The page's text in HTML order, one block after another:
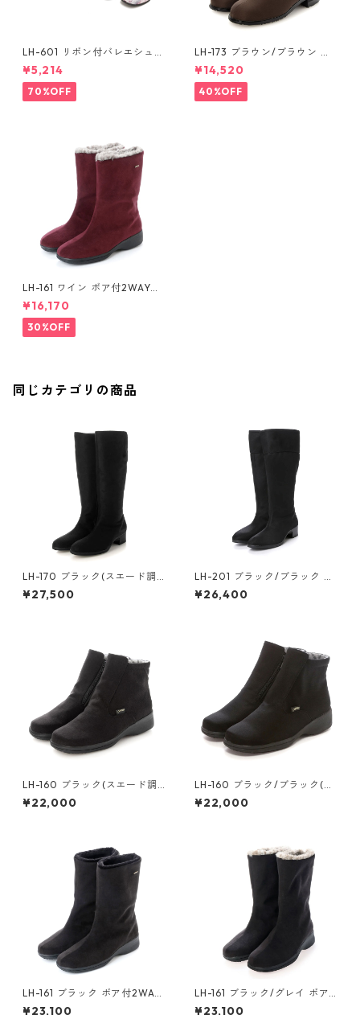
LH-601 リボン付バレエシュー
ズ ゴアテックス(透湿防水)
¥5,214
70%OFF
LH-173 ブラウン/ブラウン 収
納スパイク付ショートブーツ
ゴアテックス(透湿防水)
¥14,520
40%OFF
LH-161 ワイン ボア付2WAYハ
ーフブーツ ゴアテックス(透湿
防水)
¥16,170
30%OFF
同じカテゴリの商品
LH-170 ブラック(スエード調)
スリムフィットロングブーツ
ゴアテックス(透湿防水)
¥27,500
LH-201 ブラック/ブラック 筒
広めロングブーツ ゴアテック
ス(透湿防水)
¥26,400
LH-160 ブラック(スエード調)
ファスナー付ショートブーツ
ゴアテックス(透湿防水)
¥22,000
LH-160 ブラック/ブラック(ナ
イロン調) ファスナー付ショー
トブーツ ゴアテックス(透湿防
¥22,000
LH-161 ブラック ボア付2WAY
ハーフブーツ ゴアテックス(透
¥23,100
LH-161 ブラック/グレイ ボア
付2WAYハーフブーツ ゴアテ
¥23,100